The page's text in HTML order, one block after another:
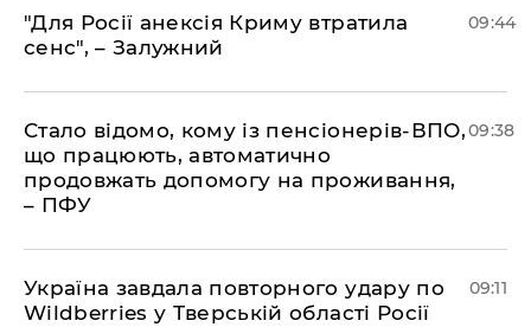
"Для Росії анексія Криму втратила
сенс", – Залужний
09:44
Стало відомо, кому із пенсіонерів-ВПО,
що працюють, автоматично
продовжать допомогу на проживання,
– ПФУ
09:38
Україна завдала повторного удару по
Wildberries у Тверській області Росії
09:11